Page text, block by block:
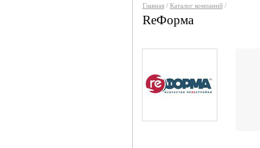
Главная/ Каталог компаний/
ReФорма